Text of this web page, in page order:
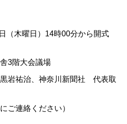
（木曜日）14時00分から開式
3階大会議場
岩祐治、神奈川新聞社 代表取
ご連絡ください）